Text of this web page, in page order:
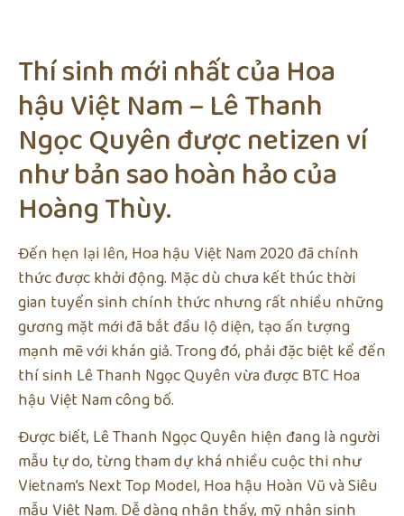
Thí sinh mới nhất của Hoa
hậu Việt Nam – Lê Thanh
Ngọc Quyên được netizen ví
như bản sao hoàn hảo của
Hoàng Thùy.
Đến hẹn lại lên, Hoa hậu Việt Nam 2020 đã chính
thức được khởi động. Mặc dù chưa kết thúc thời
gian tuyển sinh chính thức nhưng rất nhiều những
gương mặt mới đã bắt đầu lộ diện, tạo ấn tượng
mạnh mẽ với khán giả. Trong đó, phải đặc biệt kể đến
thí sinh Lê Thanh Ngọc Quyên vừa được BTC Hoa
hậu Việt Nam công bố.
Được biết, Lê Thanh Ngọc Quyên hiện đang là người
mẫu tự do, từng tham dự khá nhiều cuộc thi như
Vietnam’s Next Top Model, Hoa hậu Hoàn Vũ và Siêu